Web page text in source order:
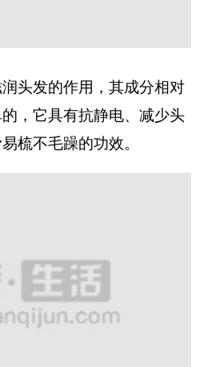
发的作用，其成分相对
，它具有抗静电、减少头
梳不毛躁的功效。